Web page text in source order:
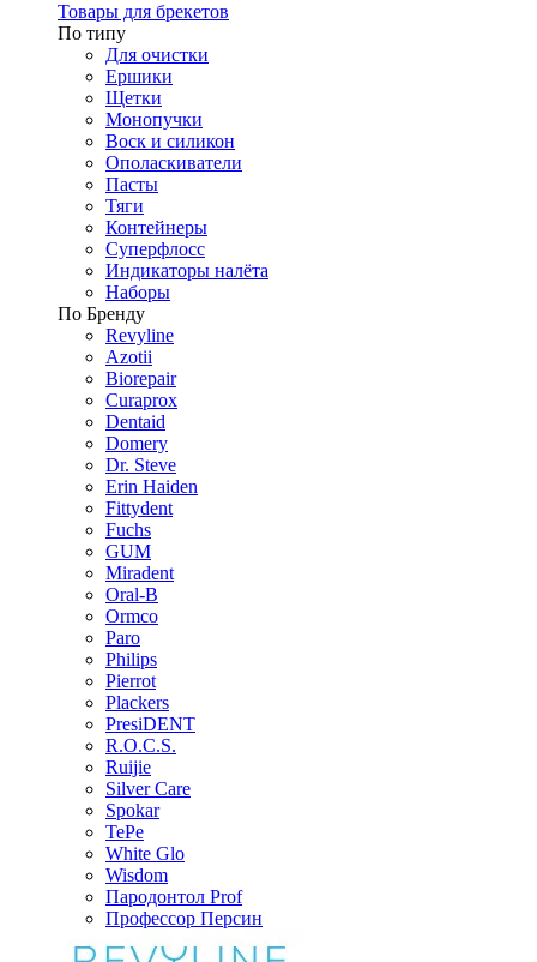
Товары для брекетов
По типу
Для очистки
Ершики
Щетки
Монопучки
Воск и силикон
Ополаскиватели
Пасты
Тяги
Контейнеры
Суперфлосс
Индикаторы налёта
Наборы
По Бренду
Revyline
Azotii
Biorepair
Curaprox
Dentaid
Domery
Dr. Steve
Erin Haiden
Fittydent
Fuchs
GUM
Miradent
Oral-B
Ormco
Paro
Philips
Pierrot
Plackers
PresiDENT
R.O.C.S.
Ruijie
Silver Care
Spokar
TePe
White Glo
Wisdom
Пародонтол Prof
Профессор Персин